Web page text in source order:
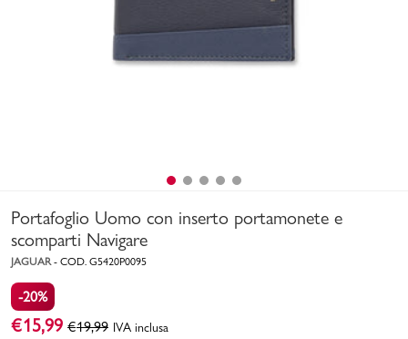
Marchi
Portafoglio Uomo con inserto portamonete e
scomparti Navigare
JAGUAR - COD. G5420P0095
-20%
€15,99 €19,99 IVA inclusa